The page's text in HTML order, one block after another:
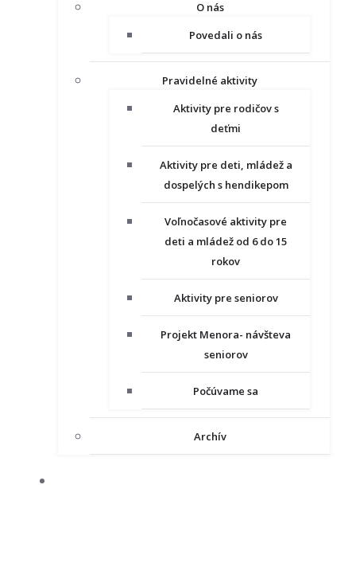
O nás
Povedali o nás
Pravidelné aktivity
Aktivity pre rodičov s
deťmi
Aktivity pre deti, mládež a
dospelých s hendikepom
Voľnočasové aktivity pre
deti a mládež od 6 do 15
rokov
Aktivity pre seniorov
Projekt Menora- návšteva
seniorov
Počúvame sa
Archív